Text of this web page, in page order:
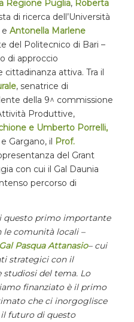
Regione Puglia, Roberta
di ricerca dell’Università
Antonella Marlene
del Politecnico di Bari –
di approccio
attiva. Tra il
, senatrice di
della 9^ commissione
Produttive,
e Umberto Porrelli,
Gargano, il Prof.
del Grant
con cui il Gal Daunia
percorso di
primo importante
comunità locali –
Pasqua Attanasio– cui
strategici con il
del tema. Lo
finanziato è il primo
che ci inorgoglisce
il futuro di questo